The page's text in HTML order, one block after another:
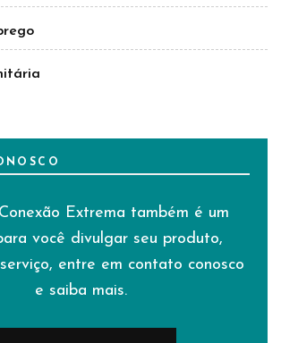
Extrema também é um
você divulgar seu produto,
entre em contato conosco
e saiba mais.